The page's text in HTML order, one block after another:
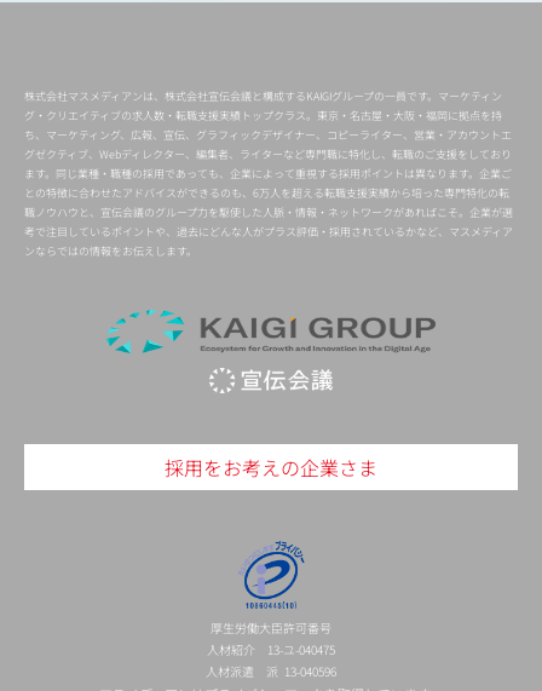
株式会社マスメディアンは、株式会社宣伝会議と構成するKAIGIグループの一員です。マーケティン
グ・クリエイティブの求人数・転職支援実績トップクラス。東京・名古屋・大阪・福岡に拠点を持
ち、マーケティング、広報、宣伝、グラフィックデザイナー、コピーライター、営業・アカウントエ
グゼクティブ、Webディレクター、編集者、ライターなど専門職に特化し、転職のご支援をしており
ます。同じ業種・職種の採用であっても、企業によって重視する採用ポイントは異なります。企業ご
との特徴に合わせたアドバイスができるのも、6万人を超える転職支援実績から培った専門特化の転
職ノウハウと、宣伝会議のグループ力を駆使した人脈・情報・ネットワークがあればこそ。企業が選
考で注目しているポイントや、過去にどんな人がプラス評価・採用されているかなど、マスメディア
ンならではの情報をお伝えします。
採用をお考えの企業さま
厚生労働大臣許可番号
人材紹介 13-ユ-040475
人材派遣 派 13-040596